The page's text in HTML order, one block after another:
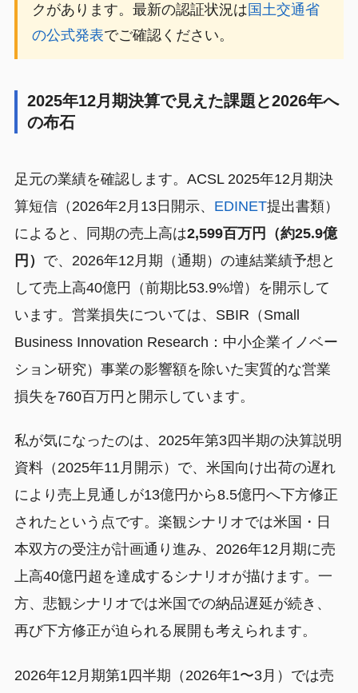
クがあります。最新の認証状況は国土交通省
の公式発表でご確認ください。
2025年12月期決算で見えた課題と2026年へ
の布石
足元の業績を確認します。ACSL 2025年12月期決
算短信（2026年2月13日開示、 EDINET提出書類）
によると、同期の売上高は2,599百万円（約25.9億
円） で、2026年12月期（通期）の連結業績予想と
して売上高40億円（前期比53.9%増）を開示して
います。営業損失については、SBIR（Small
Business Innovation Research：中小企業イノベー
ション研究）事業の影響額を除いた実質的な営業
損失を760百万円と開示しています。
私が気になったのは、2025年第3四半期の決算説明
資料（2025年11月開示）で、米国向け出荷の遅れ
により売上見通しが13億円から8.5億円へ下方修正
されたという点です。楽観シナリオでは米国・日
本双方の受注が計画通り進み、2026年12月期に売
上高40億円超を達成するシナリオが描けます。一
方、悲観シナリオでは米国での納品遅延が続き、
再び下方修正が迫られる展開も考えられます。
2026年12月期第1四半期（2026年1〜3月）では売